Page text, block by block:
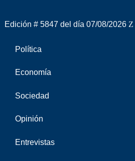
Edición # 5847 del día 07/08/2026
Política
Economía
Sociedad
Opinión
Entrevistas